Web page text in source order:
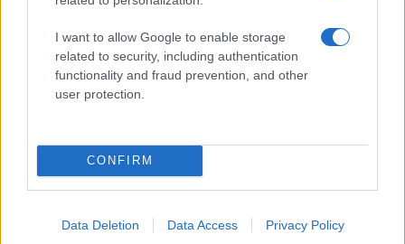
I want to allow Google to enable storage
related to security, including authentication
functionality and fraud prevention, and other
user protection.
CONFIRM
Data Deletion Data Access Privacy Policy
talált arra, hogy
több mint 100 UNRWA-
alkalmazott vett részt az október
kapcsolatban a terrorcsoport
„katonai szárnyával”.